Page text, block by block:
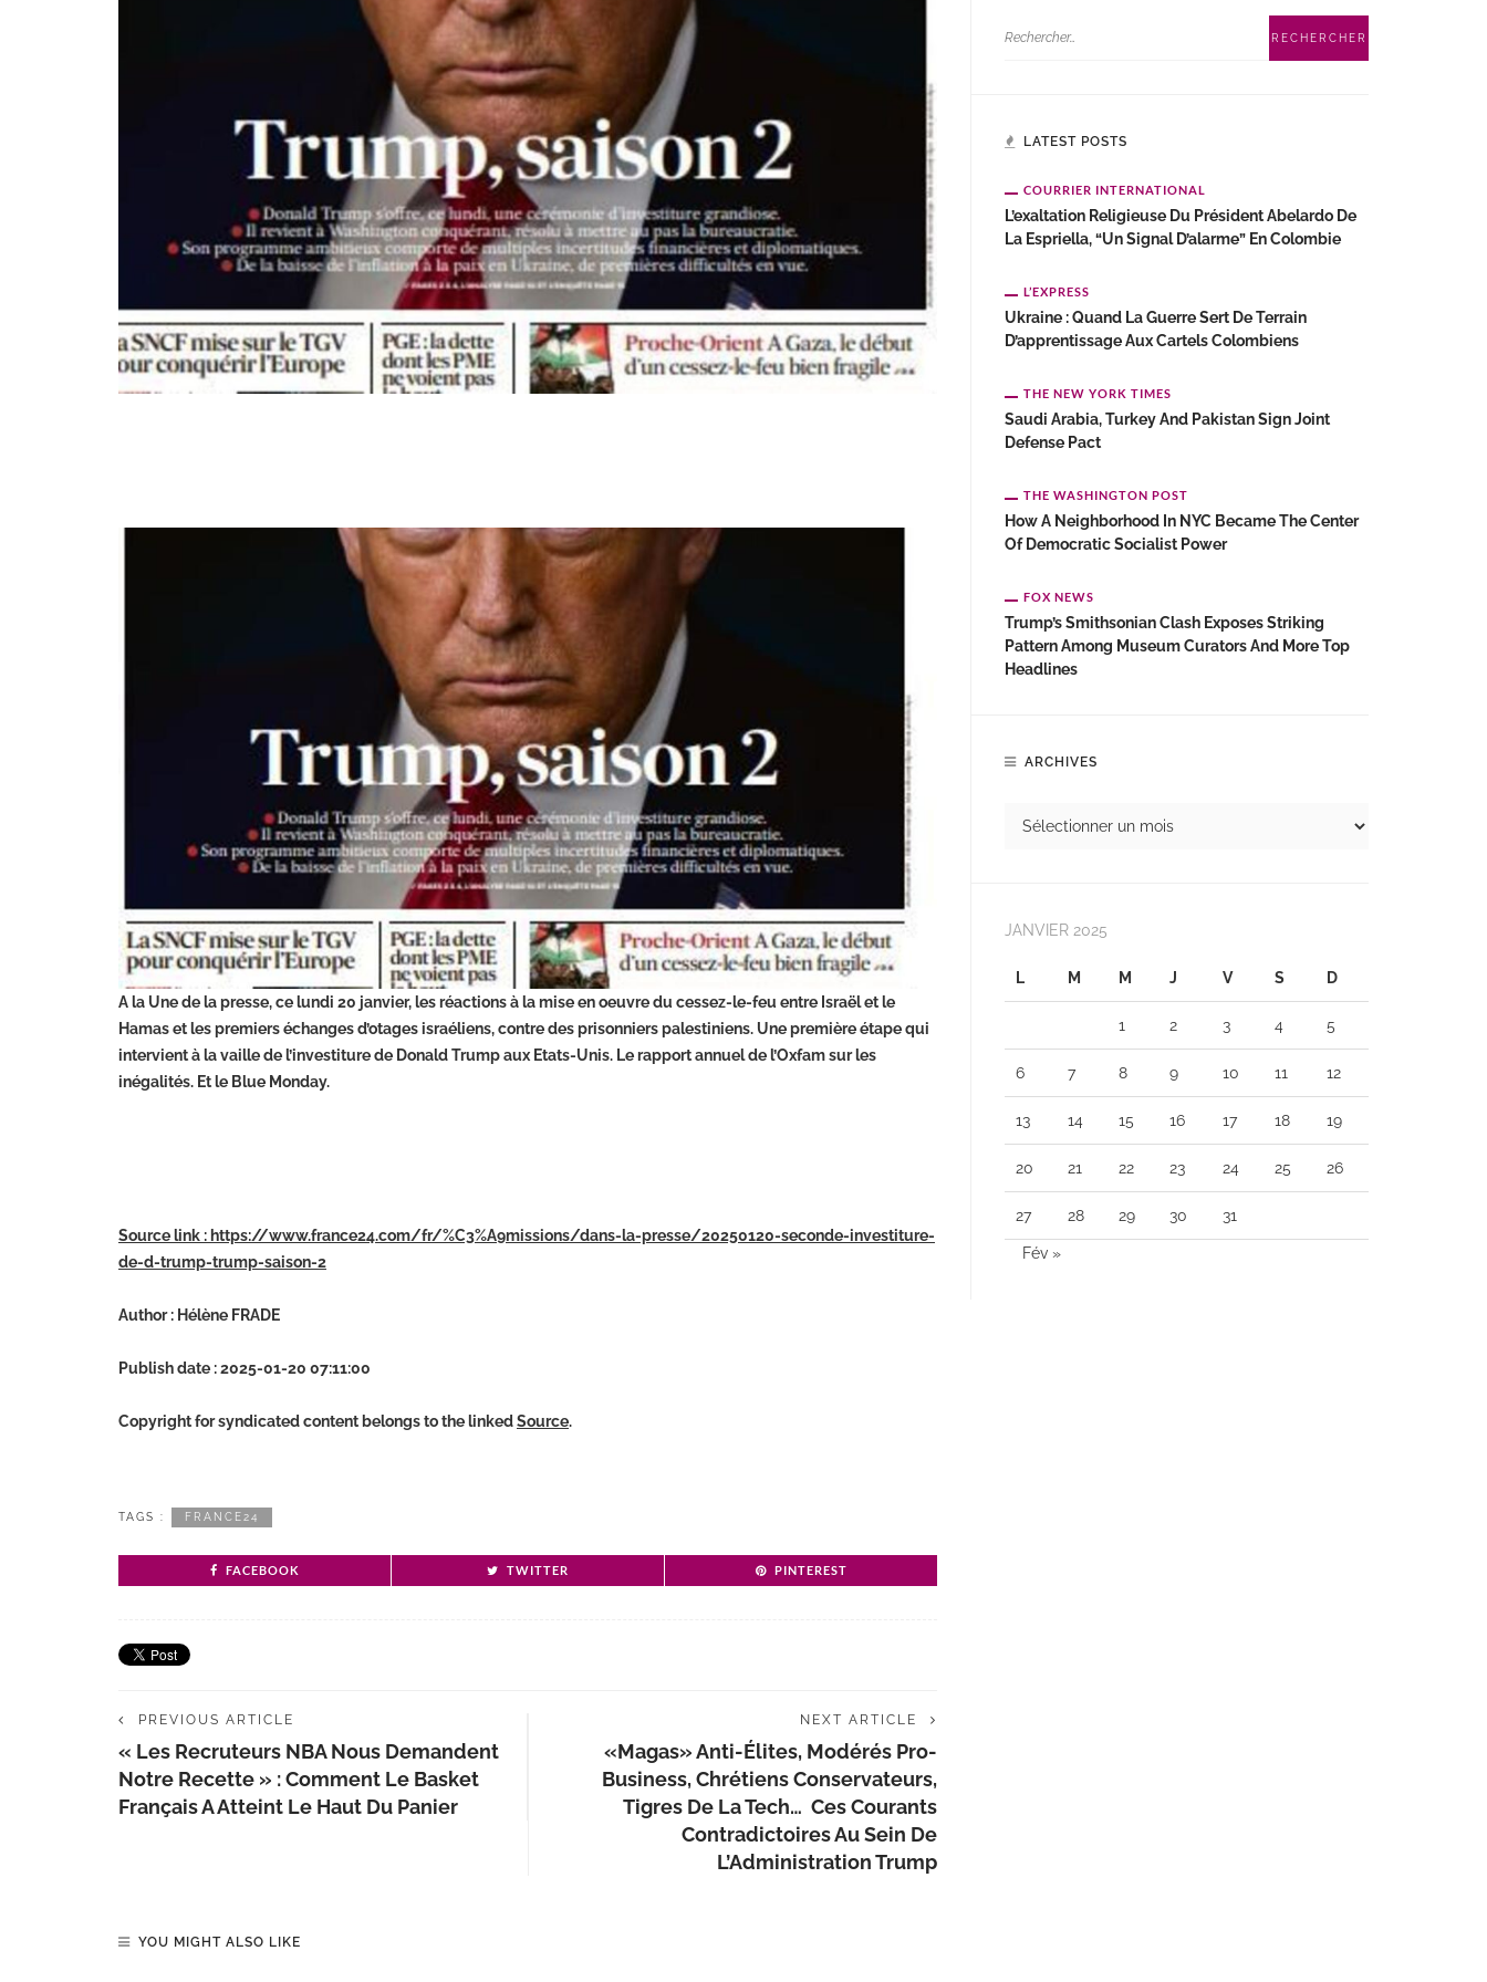
A la Une de la presse, ce lundi 20 janvier, les réactions à la mise en oeuvre du cessez-le-feu entre Israël et le
Hamas et les premiers échanges d’otages israéliens, contre des prisonniers palestiniens. Une première étape qui
intervient à la vaille de l’investiture de Donald Trump aux Etats-Unis. Le rapport annuel de l’Oxfam sur les
inégalités. Et le Blue Monday.
Source link : https://www.france24.com/fr/%C3%A9missions/dans-la-presse/20250120-seconde-investiture-
de-d-trump-trump-saison-2
Author : Hélène FRADE
Publish date : 2025-01-20 07:11:00
Copyright for syndicated content belongs to the linkedSource.
TAGS : FRANCE24
FACEBOOK TWITTER PINTEREST
PREVIOUS ARTICLE
« Les Recruteurs NBA Nous Demandent
Notre Recette » : Comment Le Basket
Français A Atteint Le Haut Du Panier
NEXT ARTICLE
«Magas» Anti-Élites, Modérés Pro-
Business, Chrétiens Conservateurs,
Tigres De La Tech… Ces Courants
Contradictoires Au Sein De
L’Administration Trump
YOU MIGHT ALSO LIKE
LATEST POSTS
COURRIER INTERNATIONAL
L’exaltation Religieuse Du Président Abelardo De
La Espriella, “un Signal D’alarme” En Colombie
L’EXPRESS
Ukraine : Quand La Guerre Sert De Terrain
D’apprentissage Aux Cartels Colombiens
THE NEW YORK TIMES
Saudi Arabia, Turkey And Pakistan Sign Joint
Defense Pact
THE WASHINGTON POST
How A Neighborhood In NYC Became The Center
Of Democratic Socialist Power
FOX NEWS
Trump’s Smithsonian Clash Exposes Striking
Pattern Among Museum Curators And More Top
Headlines
ARCHIVES
JANVIER 2025
L M M J V S D
1 2 3 4 5
6 7 8 9 10 11 12
13 14 15 16 17 18 19
20 21 22 23 24 25 26
27 28 29 30 31
Fév »